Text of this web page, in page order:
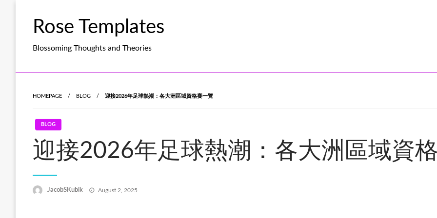
Rose Templates
Blossoming Thoughts and Theories
HOMEPAGE BLOG 迎接2026年足球熱潮：各大洲區域資格賽一覽
BLOG
迎接2026年足球熱潮：各大洲區域資
JacobSKubik
Posted
August 2, 2025